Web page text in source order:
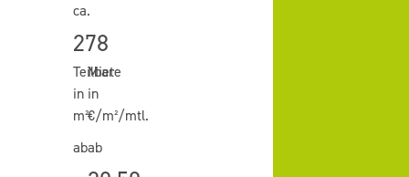
ca.
278
Teilbar
in
m²
ab
Miete
in
€/m²/mtl.
ab